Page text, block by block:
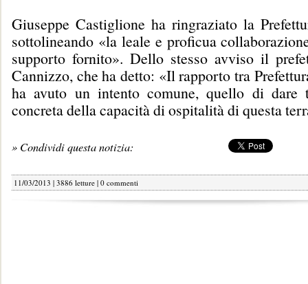
Giuseppe Castiglione ha ringraziato la
sottolineando «la leale e proficua
supporto fornito». Dello stesso avviso il
Cannizzo, che ha detto: «Il rapporto tra
ha avuto un intento comune, quello di dare
concreta della capacità di ospitalità di questa
» Condividi questa notizia:
11/03/2013 | 3886 letture | 0 commenti